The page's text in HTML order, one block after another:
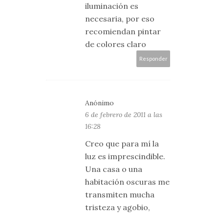
iluminación es
necesaria, por eso
recomiendan pintar
de colores claro
Responder
Anónimo
6 de febrero de 2011 a las
16:28
Creo que para mí la
luz es imprescindible.
Una casa o una
habitación oscuras me
transmiten mucha
tristeza y agobio,